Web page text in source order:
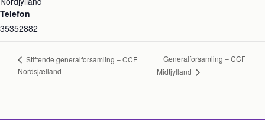
Telefon
35352882
Stiftende generalforsamling – CCF
Nordsjælland
Generalforsamling – CCF
Midtjylland